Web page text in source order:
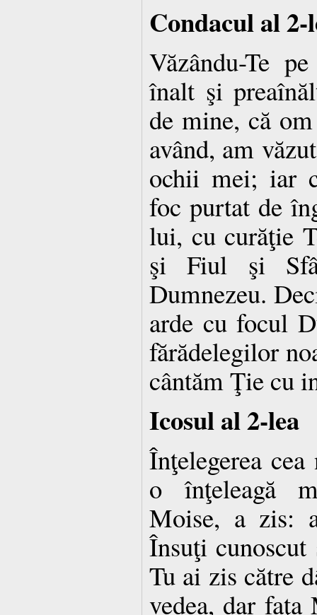
Condacul al 2-
Văzându-Te
înalt şi
de mine, că
având, am
ochii mei; iar
foc purtat de
lui, cu curăţie
şi Fiul şi
Dumnezeu.
arde cu focul
fărădelegilor
cântăm Ţie cu
Icosul al 2-lea
Înţelegerea cea
o înţeleagă
Moise, a zis:
Însuţi
Tu ai zis către
vedea, dar faţa